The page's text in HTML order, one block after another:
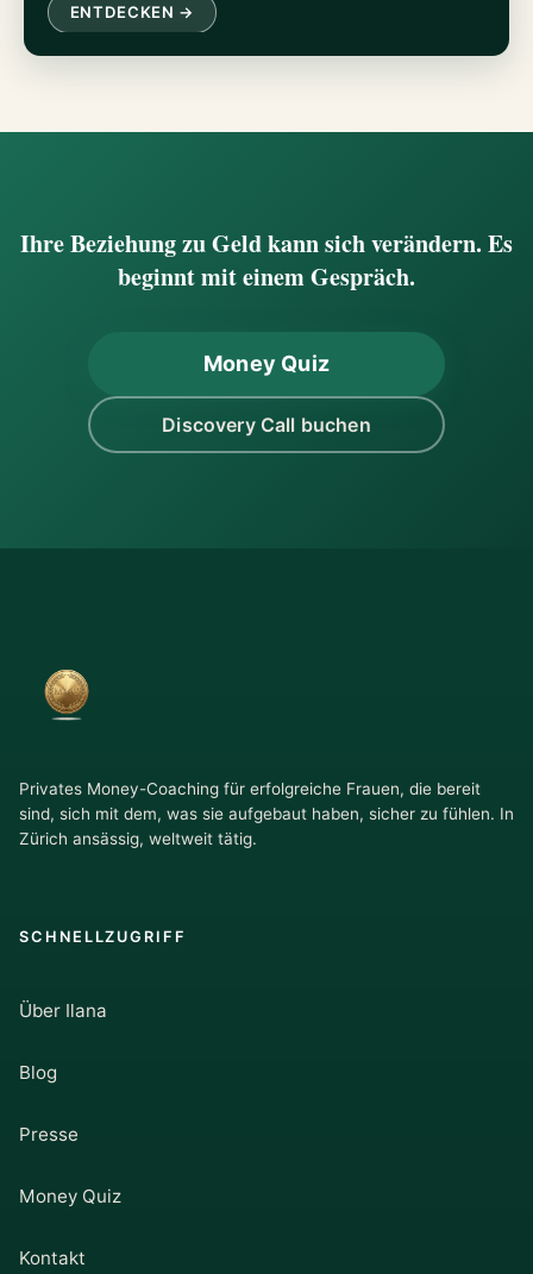
ENTDECKEN →
Ihre Beziehung zu Geld kann sich verändern. Es
beginnt mit einem Gespräch.
Money Quiz
Discovery Call buchen
Privates Money-Coaching für erfolgreiche Frauen, die bereit
sind, sich mit dem, was sie aufgebaut haben, sicher zu fühlen. In
Zürich ansässig, weltweit tätig.
SCHNELLZUGRIFF
Über Ilana
Blog
Presse
Money Quiz
Kontakt